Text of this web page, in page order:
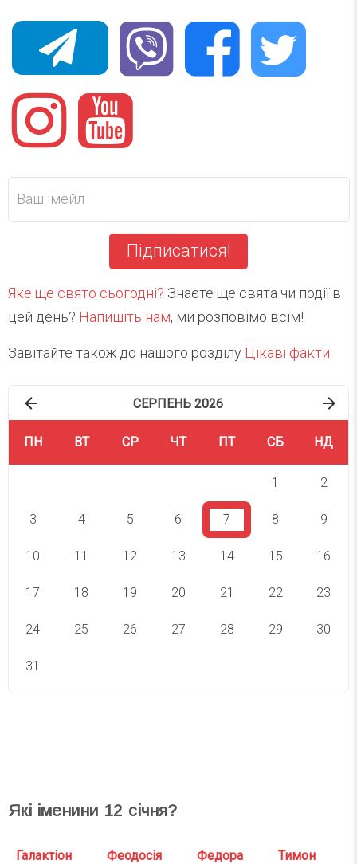
Підписатися!
Яке ще свято сьогодні? Знаєте ще свята чи події в
цей день? Напишіть нам, ми розповімо всім!
Завітайте також до нашого розділу Цікаві факти.
СЕРПЕНЬ 2026
ПН ВТ СР ЧТ ПТ СБ НД
1 2
3 4 5 6 7 8 9
10 11 12 13 14 15 16
17 18 19 20 21 22 23
24 25 26 27 28 29 30
31
Які іменини 12 січня?
Галактіон Феодосія Федора Тимон